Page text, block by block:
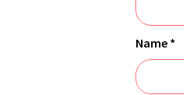
Name *